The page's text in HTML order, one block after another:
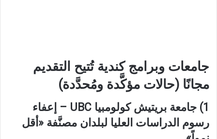
جامعات وبرامج كندية تُتيح التقديم
مجانًا (حالات مؤكَّدة ومُحدَّدة)
1) جامعة بريتيش كولومبيا UBC –
إعفاء
رسوم الدراسات العليا لبلدان مصنَّفة «أقل